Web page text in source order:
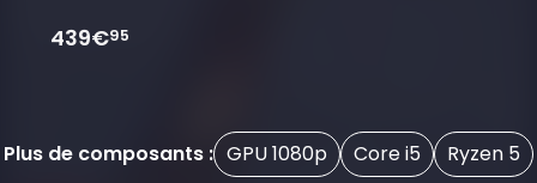
439€95
Plus de composants : GPU 1080p Core i5 Ryzen 5